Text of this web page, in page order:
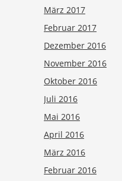
März 2017
Februar 2017
Dezember 2016
November 2016
Oktober 2016
Juli 2016
Mai 2016
April 2016
März 2016
Februar 2016